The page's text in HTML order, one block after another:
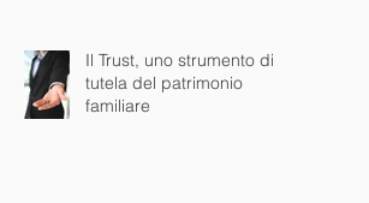
Il Trust, uno strumento di
tutela del patrimonio
familiare